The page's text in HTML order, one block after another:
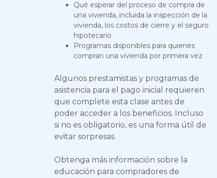
Qué esperar del proceso de compra de
una vivienda, incluida la inspección de la
vivienda, los costos de cierre y el seguro
hipotecario
Programas disponibles para quienes
compran una vivienda por primera vez
Algunos prestamistas y programas de
asistencia para el pago inicial requieren
que complete esta clase antes de
poder acceder a los beneficios. Incluso
si no es obligatorio, es una forma útil de
evitar sorpresas.
Obtenga más información sobre la
educación para compradores de